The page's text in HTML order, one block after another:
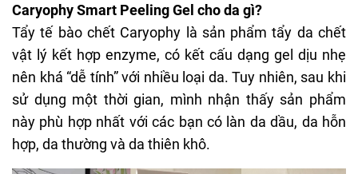
Caryophy Smart Peeling Gel cho da gì?
Tẩy tế bào chết Caryophy là sản phẩm tẩy da chết
vật lý kết hợp enzyme, có kết cấu dạng gel dịu nhẹ
nên khá “dễ tính” với nhiều loại da. Tuy nhiên, sau khi
sử dụng một thời gian, mình nhận thấy sản phẩm
này phù hợp nhất với các bạn có làn da dầu, da hỗn
hợp, da thường và da thiên khô.